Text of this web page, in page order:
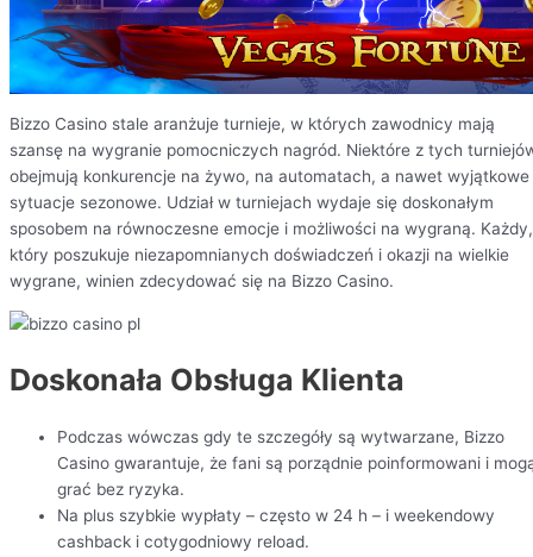
Bizzo Casino stale aranżuje turnieje, w których zawodnicy mają
szansę na wygranie pomocniczych nagród. Niektóre z tych
obejmują konkurencje na żywo, na automatach, a nawet wyjątkowe
sytuacje sezonowe. Udział w turniejach wydaje się doskonałym
sposobem na równoczesne emocje i możliwości na wygraną. Każdy,
który poszukuje niezapomnianych doświadczeń i okazji na wielkie
wygrane, winien zdecydować się na Bizzo Casino.
Doskonała Obsługa Klienta
Podczas wówczas gdy te szczegóły są wytwarzane, Bizzo
Casino gwarantuje, że fani są porządnie poinformowani i
grać bez ryzyka.
Na plus szybkie wypłaty – często w 24 h – i weekendowy
cashback i cotygodniowy reload.